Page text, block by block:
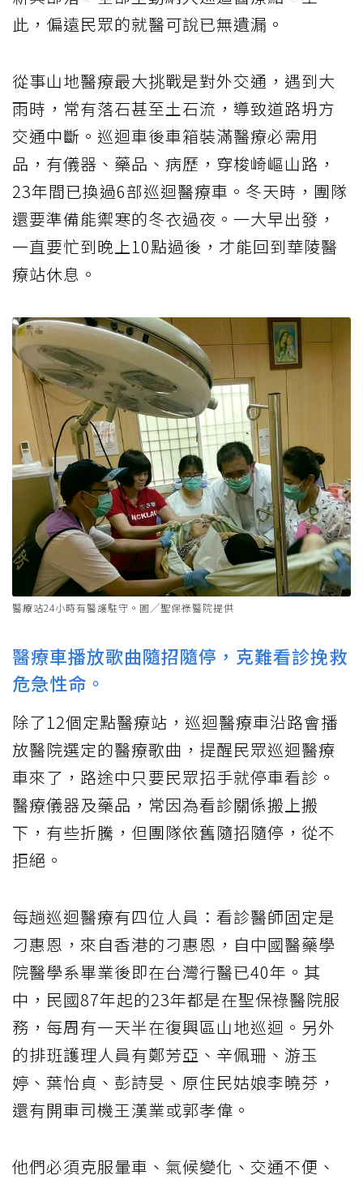
此，偏遠民眾的就醫可說已無遺漏。
從事山地醫療最大挑戰是對外交通，遇到大
雨時，常有落石甚至土石流，導致道路坍方
交通中斷。巡迴車後車箱裝滿醫療必需用
品，有儀器、藥品、病歷，穿梭崎嶇山路，
23年間已換過6部巡迴醫療車。冬天時，團隊
還要準備能禦寒的冬衣過夜。一大早出發，
一直要忙到晚上10點過後，才能回到華陵醫
療站休息。
醫療站24小時有醫護駐守。圖╱聖保祿醫院提供
醫療車播放歌曲隨招隨停，克難看診挽救
危急性命。
除了12個定點醫療站，巡迴醫療車沿路會播
放醫院選定的醫療歌曲，提醒民眾巡迴醫療
車來了，路途中只要民眾招手就停車看診。
醫療儀器及藥品，常因為看診關係搬上搬
下，有些折騰，但團隊依舊隨招隨停，從不
拒絕。
每趟巡迴醫療有四位人員：看診醫師固定是
刁惠恩，來自香港的刁惠恩，自中國醫藥學
院醫學系畢業後即在台灣行醫已40年。其
中，民國87年起的23年都是在聖保祿醫院服
務，每周有一天半在復興區山地巡迴。另外
的排班護理人員有鄭芳亞、辛佩珊、游玉
婷、葉怡貞、彭詩旻、原住民姑娘李曉芬，
還有開車司機王漢業或郭孝偉。
他們必須克服暈車、氣候變化、交通不便、